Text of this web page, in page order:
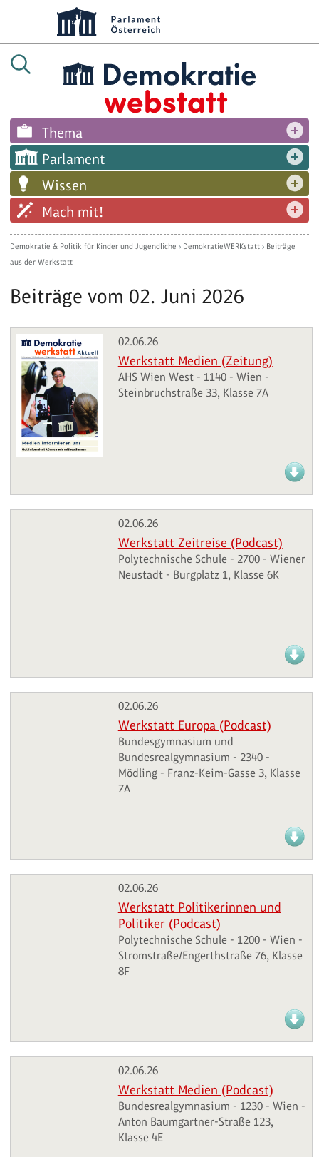
Thema
Parlament
Wissen
Mach mit!
Demokratie & Politik für Kinder und Jugendliche › DemokratieWERKstatt › Beiträge
aus der Werkstatt
Beiträge vom 02. Juni 2026
02.06.26
Werkstatt Medien (Zeitung)
AHS Wien West - 1140 - Wien -
Steinbruchstraße 33, Klasse 7A
02.06.26
Werkstatt Zeitreise (Podcast)
Polytechnische Schule - 2700 - Wiener
Neustadt - Burgplatz 1, Klasse 6K
02.06.26
Werkstatt Europa (Podcast)
Bundesgymnasium und
Bundesrealgymnasium - 2340 -
Mödling - Franz-Keim-Gasse 3, Klasse
7A
02.06.26
Werkstatt Politikerinnen und
Politiker (Podcast)
Polytechnische Schule - 1200 - Wien -
Stromstraße/Engerthstraße 76, Klasse
8F
02.06.26
Werkstatt Medien (Podcast)
Bundesrealgymnasium - 1230 - Wien -
Anton Baumgartner-Straße 123,
Klasse 4E